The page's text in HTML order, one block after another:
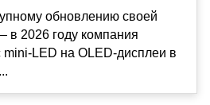
обновлению своей
в 2026 году компания
LED на OLED-дисплеи в